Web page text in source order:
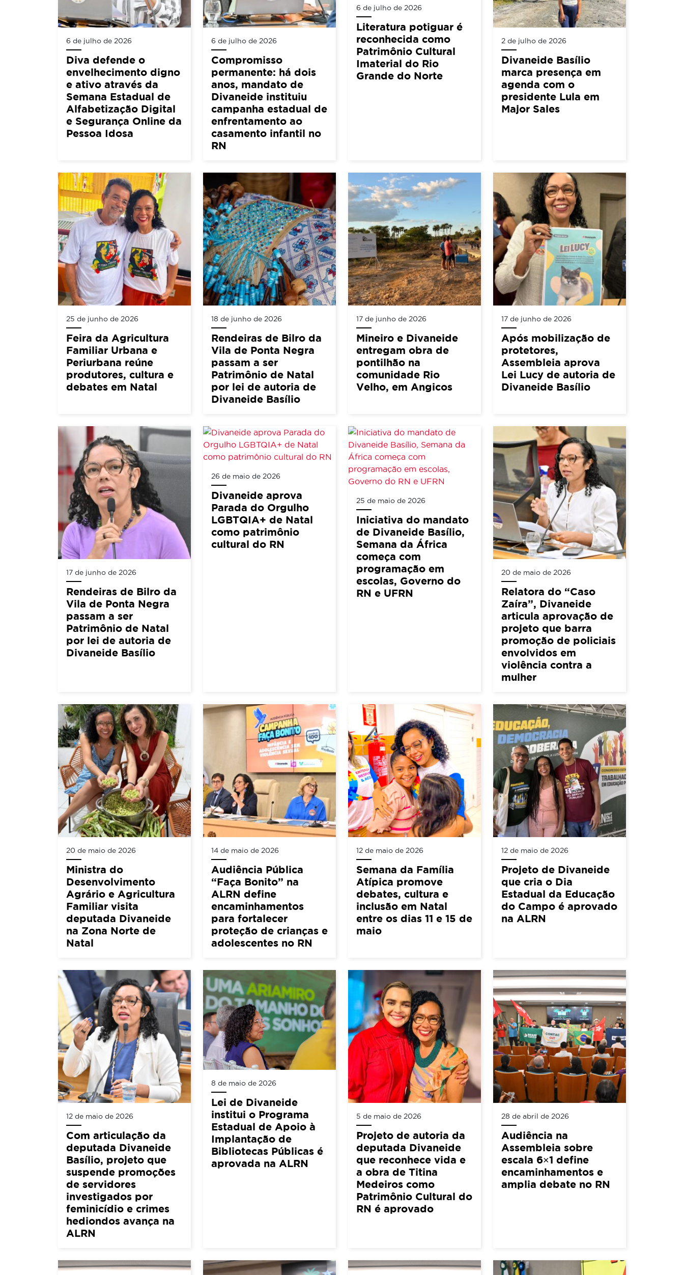
6 de julho de 2026
Diva defende o
envelhecimento digno
e ativo através da
Semana Estadual de
Alfabetização Digital
e Segurança Online da
Pessoa Idosa
6 de julho de 2026
Compromisso
permanente: há dois
anos, mandato de
Divaneide instituiu
campanha estadual de
enfrentamento ao
casamento infantil no
RN
6 de julho de 2026
Literatura potiguar é
reconhecida como
Patrimônio Cultural
Imaterial do Rio
Grande do Norte
2 de julho de 2026
Divaneide Basílio
marca presença em
agenda com o
presidente Lula em
Major Sales
25 de junho de 2026
Feira da Agricultura
Familiar Urbana e
Periurbana reúne
produtores, cultura e
debates em Natal
18 de junho de 2026
Rendeiras de Bilro da
Vila de Ponta Negra
passam a ser
Patrimônio de Natal
por lei de autoria de
Divaneide Basílio
17 de junho de 2026
Mineiro e Divaneide
entregam obra de
pontilhão na
comunidade Rio
Velho, em Angicos
17 de junho de 2026
Após mobilização de
protetores,
Assembleia aprova
Lei Lucy de autoria de
Divaneide Basílio
17 de junho de 2026
Rendeiras de Bilro da
Vila de Ponta Negra
passam a ser
Patrimônio de Natal
por lei de autoria de
Divaneide Basílio
26 de maio de 2026
Divaneide aprova
Parada do Orgulho
LGBTQIA+ de Natal
como patrimônio
cultural do RN
25 de maio de 2026
Iniciativa do mandato
de Divaneide Basílio,
Semana da África
começa com
programação em
escolas, Governo do
RN e UFRN
20 de maio de 2026
Relatora do “Caso
Zaíra”, Divaneide
articula aprovação de
projeto que barra
promoção de policiais
envolvidos em
violência contra a
mulher
20 de maio de 2026
Ministra do
Desenvolvimento
Agrário e Agricultura
Familiar visita
deputada Divaneide
na Zona Norte de
Natal
14 de maio de 2026
Audiência Pública
“Faça Bonito” na
ALRN define
encaminhamentos
para fortalecer
proteção de crianças e
adolescentes no RN
12 de maio de 2026
Semana da Família
Atípica promove
debates, cultura e
inclusão em Natal
entre os dias 11 e 15 de
maio
12 de maio de 2026
Projeto de Divaneide
que cria o Dia
Estadual da Educação
do Campo é aprovado
na ALRN
12 de maio de 2026
Com articulação da
deputada Divaneide
Basílio, projeto que
suspende promoções
de servidores
investigados por
feminicídio e crimes
hediondos avança na
ALRN
8 de maio de 2026
Lei de Divaneide
institui o Programa
Estadual de Apoio à
Implantação de
Bibliotecas Públicas é
aprovada na ALRN
5 de maio de 2026
Projeto de autoria da
deputada Divaneide
que reconhece vida e
a obra de Titina
Medeiros como
Patrimônio Cultural do
RN é aprovado
28 de abril de 2026
Audiência na
Assembleia sobre
escala 6×1 define
encaminhamentos e
amplia debate no RN